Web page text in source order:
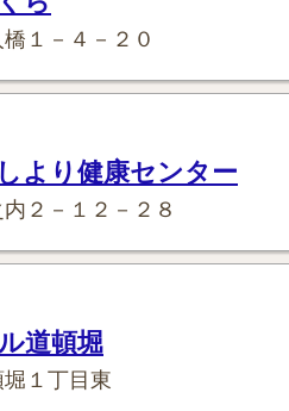
１－４－２０
より健康センター
２－１２－２８
道頓堀
堀１丁目東